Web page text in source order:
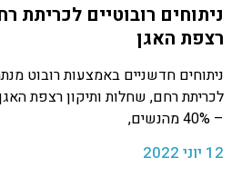
ניתוחים רובוטיים לכריתת
רצפת האגן
ניתוחים חדשניים באמצעות רובוט
– 40% מהנשים,
12 יוני 2022